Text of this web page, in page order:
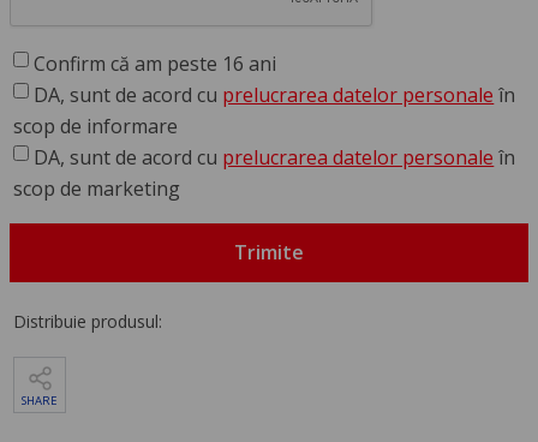
Confirm că am peste 16 ani
DA, sunt de acord cu prelucrarea datelor personale în
scop de informare
DA, sunt de acord cu prelucrarea datelor personale în
scop de marketing
Trimite
Distribuie produsul:
SHARE